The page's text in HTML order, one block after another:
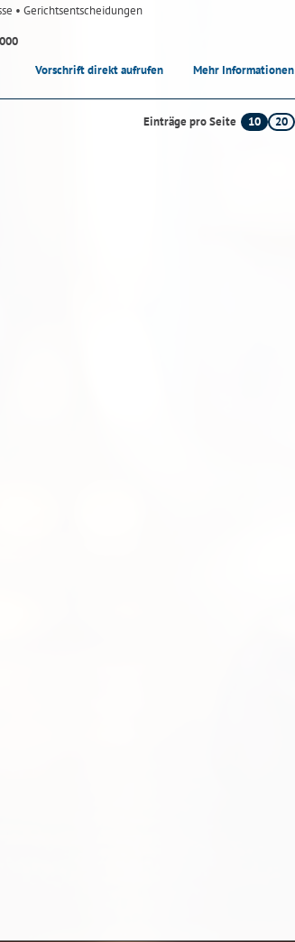
• Gerichtsentscheidungen
Vorschrift direkt aufrufen Mehr Informationen
Einträge pro Seite 10 20